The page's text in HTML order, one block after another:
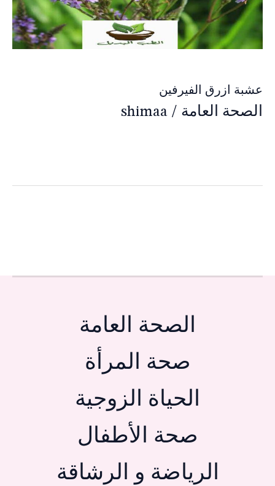
عشبة ازرق الفيرفين
الصحة العامة /
shimaa
الصحة العامة
صحة المرأة
الحياة الزوجية
صحة الأطفال
الرياضة و الرشاقة